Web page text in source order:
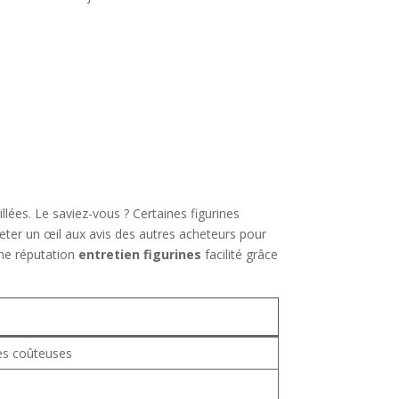
Le saviez-vous ? Certaines figurines
un œil aux avis des autres acheteurs pour
réputation entretien figurines facilité grâce
coûteuses